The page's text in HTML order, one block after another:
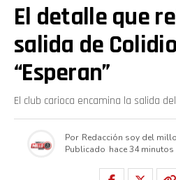
El detalle que
salida de
“Esperan”
El club carioca encamina la salida
Por Redacción soy del millo
Publicado hace 34 minutos